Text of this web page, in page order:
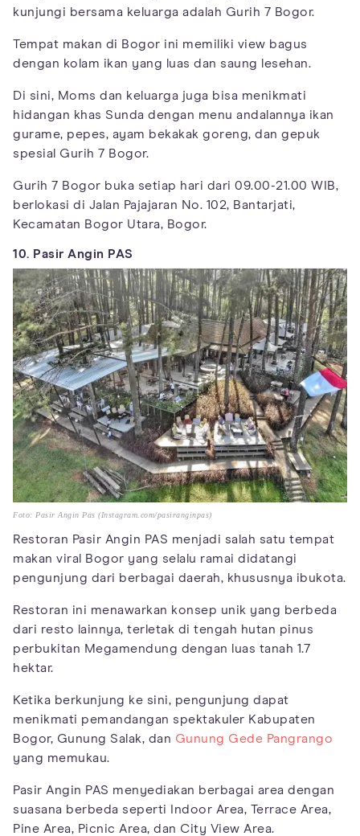
kunjungi bersama keluarga adalah Gurih 7 Bogor.
Tempat makan di Bogor ini memiliki view bagus
dengan kolam ikan yang luas dan saung lesehan.
Di sini, Moms dan keluarga juga bisa menikmati
hidangan khas Sunda dengan menu andalannya ikan
gurame, pepes, ayam bekakak goreng, dan gepuk
spesial Gurih 7 Bogor.
Gurih 7 Bogor buka setiap hari dari 09.00-21.00 WIB,
berlokasi di Jalan Pajajaran No. 102, Bantarjati,
Kecamatan Bogor Utara, Bogor.
10. Pasir Angin PAS
Foto: Pasir Angin Pas (Instagram.com/pasiranginpas)
Restoran Pasir Angin PAS menjadi salah satu tempat
makan viral Bogor yang selalu ramai didatangi
pengunjung dari berbagai daerah, khususnya ibukota.
Restoran ini menawarkan konsep unik yang berbeda
dari resto lainnya, terletak di tengah hutan pinus
perbukitan Megamendung dengan luas tanah 1.7
hektar.
Ketika berkunjung ke sini, pengunjung dapat
menikmati pemandangan spektakuler Kabupaten
Bogor, Gunung Salak, dan Gunung Gede Pangrango
yang memukau.
Pasir Angin PAS menyediakan berbagai area dengan
suasana berbeda seperti Indoor Area, Terrace Area,
Pine Area, Picnic Area, dan City View Area.